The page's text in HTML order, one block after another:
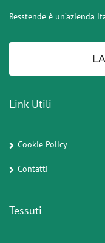
Resstende è un’azienda
Link Utili
Cookie Policy
Contatti
Tessuti